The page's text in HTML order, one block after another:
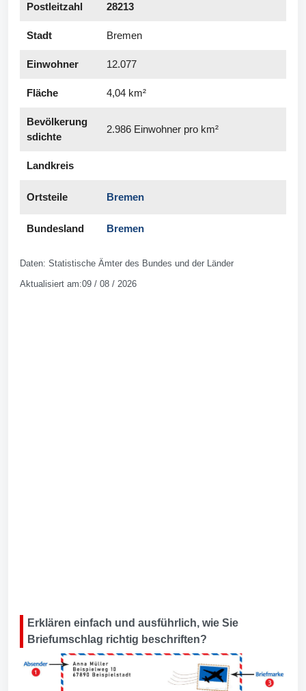
Postleitzahl 28213
Stadt Bremen
Einwohner 12.077
Fläche 4,04 km²
Bevölkerung
s­dichte
2.986 Einwohner pro km²
Landkreis
Ortsteile Bremen
Bundesland Bremen
Daten: Statistische Ämter des Bundes und der Länder
Aktualisiert am:09 / 08 / 2026
Erklären einfach und ausführlich, wie Sie
Briefumschlag richtig beschriften?